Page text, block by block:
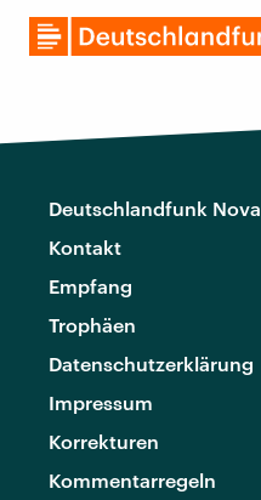
Deutschlandfunk Nova
Kontakt
Empfang
Trophäen
Datenschutzerklärung
Impressum
Korrekturen
Kommentarregeln